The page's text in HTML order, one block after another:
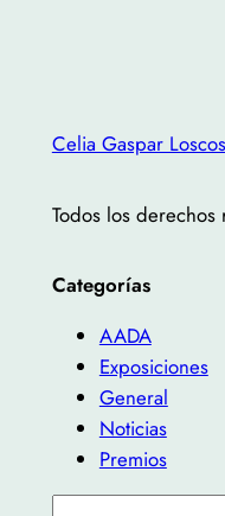
Celia Gaspar Loscos
Todos los derechos
Categorías
AADA
Exposiciones
General
Noticias
Premios